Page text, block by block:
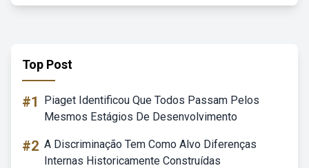
Top Post
#1
Piaget Identificou Que Todos Passam Pelos
Mesmos Estágios De Desenvolvimento
#2 A Discriminação Tem Como Alvo Diferenças
Internas Historicamente Construídas